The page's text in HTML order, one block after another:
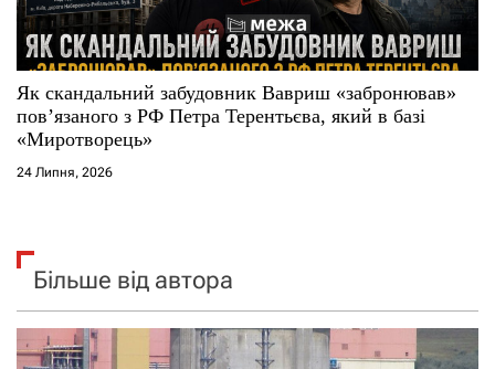
Як скандальний забудовник Вавриш «забронював»
повʼязаного з РФ Петра Терентьєва, який в базі
«Миротворець»
24 Липня, 2026
Більше від автора